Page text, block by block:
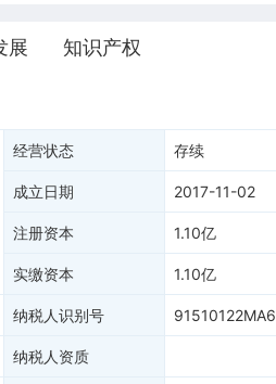
展 知识产权
经营状态 存续
成立日期 2017-11-02
注册资本 1.10亿
实缴资本 1.10亿
纳税人识别号
纳税人资质